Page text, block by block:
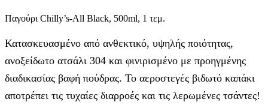
Παγούρι Chilly’s-All Black, 500ml, 1 τεμ.
Κατασκευασμένο από ανθεκτικό, υψηλής ποιότητας,
ανοξείδωτο ατσάλι 304 και φινιρισμένο με προηγμένης
διαδικασίας βαφή πούδρας. Το αεροστεγές βιδωτό καπάκι
αποτρέπει τις τυχαίες διαρροές και τις λερωμένες τσάντες!